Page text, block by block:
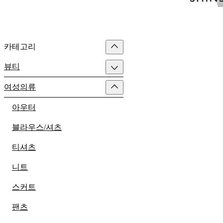
카테고리
뷰티
여성의류
아우터
블라우스/셔츠
티셔츠
니트
스커트
팬츠